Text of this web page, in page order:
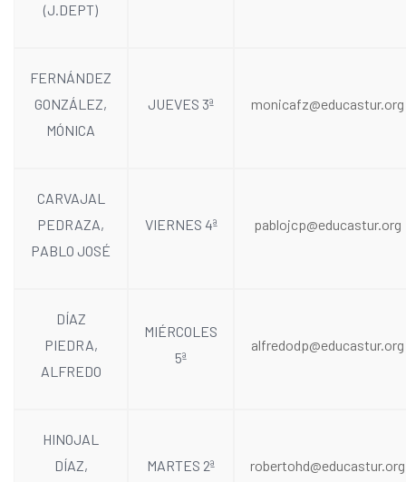
(J.DEPT)
FERNÁNDEZ
GONZÁLEZ,
MÓNICA
JUEVES 3ª monicafz@educastur.org
CARVAJAL
PEDRAZA,
PABLO JOSÉ
VIERNES 4ª pablojcp@educastur.org
DÍAZ
PIEDRA,
ALFREDO
MIÉRCOLES
5ª
alfredodp@educastur.org
HINOJAL
DÍAZ,
MARTES 2ª robertohd@educastur.org